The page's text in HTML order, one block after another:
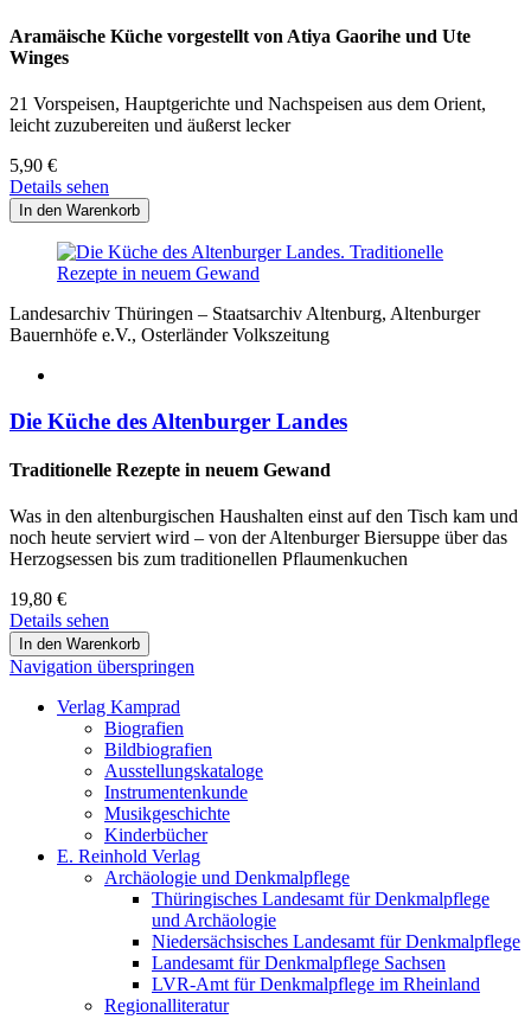
Aramäische Küche vorgestellt von Atiya Gaorihe und Ute
Winges
21 Vorspeisen, Hauptgerichte und Nachspeisen aus dem Orient,
leicht zuzubereiten und äußerst lecker
5,90 €
Details sehen
Landesarchiv Thüringen – Staatsarchiv Altenburg, Altenburger
Bauernhöfe e.V., Osterländer Volkszeitung
Die Küche des Altenburger Landes
Traditionelle Rezepte in neuem Gewand
Was in den altenburgischen Haushalten einst auf den Tisch kam und
noch heute serviert wird – von der Altenburger Biersuppe über das
Herzogsessen bis zum traditionellen Pflaumenkuchen
19,80 €
Details sehen
Navigation überspringen
Verlag Kamprad
Biografien
Bildbiografien
Ausstellungskataloge
Instrumentenkunde
Musikgeschichte
Kinderbücher
E. Reinhold Verlag
Archäologie und Denkmalpflege
Thüringisches Landesamt für Denkmalpflege
und Archäologie
Niedersächsisches Landesamt für Denkmalpflege
Landesamt für Denkmalpflege Sachsen
LVR-Amt für Denkmalpflege im Rheinland
Regionalliteratur